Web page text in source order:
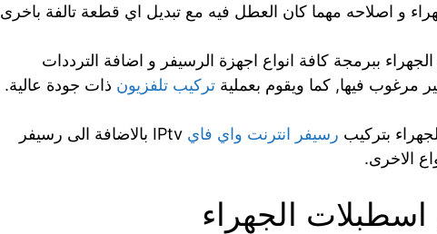
و اصلاحه مهما كان العطل فيه مع تبديل اي قطعة تالفة باخرى
ببرمجة كافة انواع اجهزة الرسيفر و اضافة الترددات
مرغوب فيها, كما ويقوم بعملية تركيب تلفزيون ذات جودة عالية.
بتركيب رسيفر انترنت واي فاي
IPtv بالاضافة الى رسيفر
الاخرى.
الجهراء